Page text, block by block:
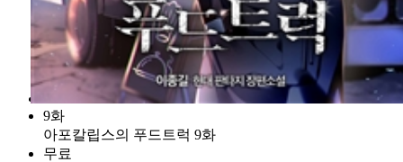
9화
아포칼립스의 푸드트럭 9화
무료